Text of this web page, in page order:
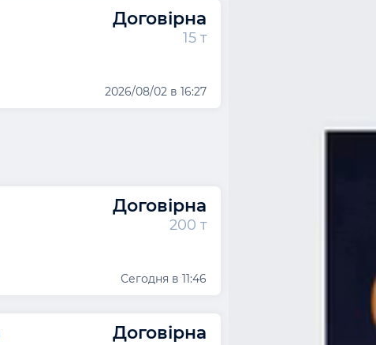
Договірна
15 т
2026/08/02 в 16:27
Договірна
200 т
Сегодня в 11:46
Договірна